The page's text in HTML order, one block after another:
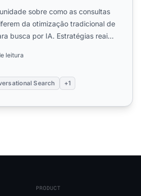
sobre como as consultas
da otimização tradicional de
busca por IA. Estratégias reais
leitura
Search +1
PRODUCT